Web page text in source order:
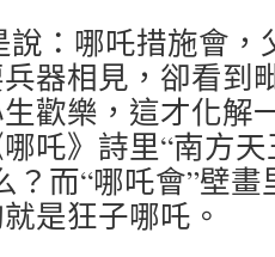
說：哪吒措施會
器相見，卻看到
歡樂，這才化解
吒》詩里“南方
？而“哪吒會”壁
是狂子哪吒。